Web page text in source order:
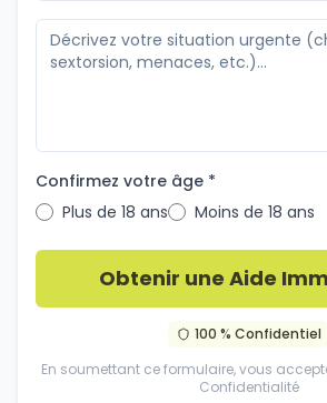
Confirmez votre âge *
Plus de 18 ans
Moins de 18 ans
Obtenir une Aide
100 % Confidentiel
En soumettant ce formulaire, vous
Confidentialité